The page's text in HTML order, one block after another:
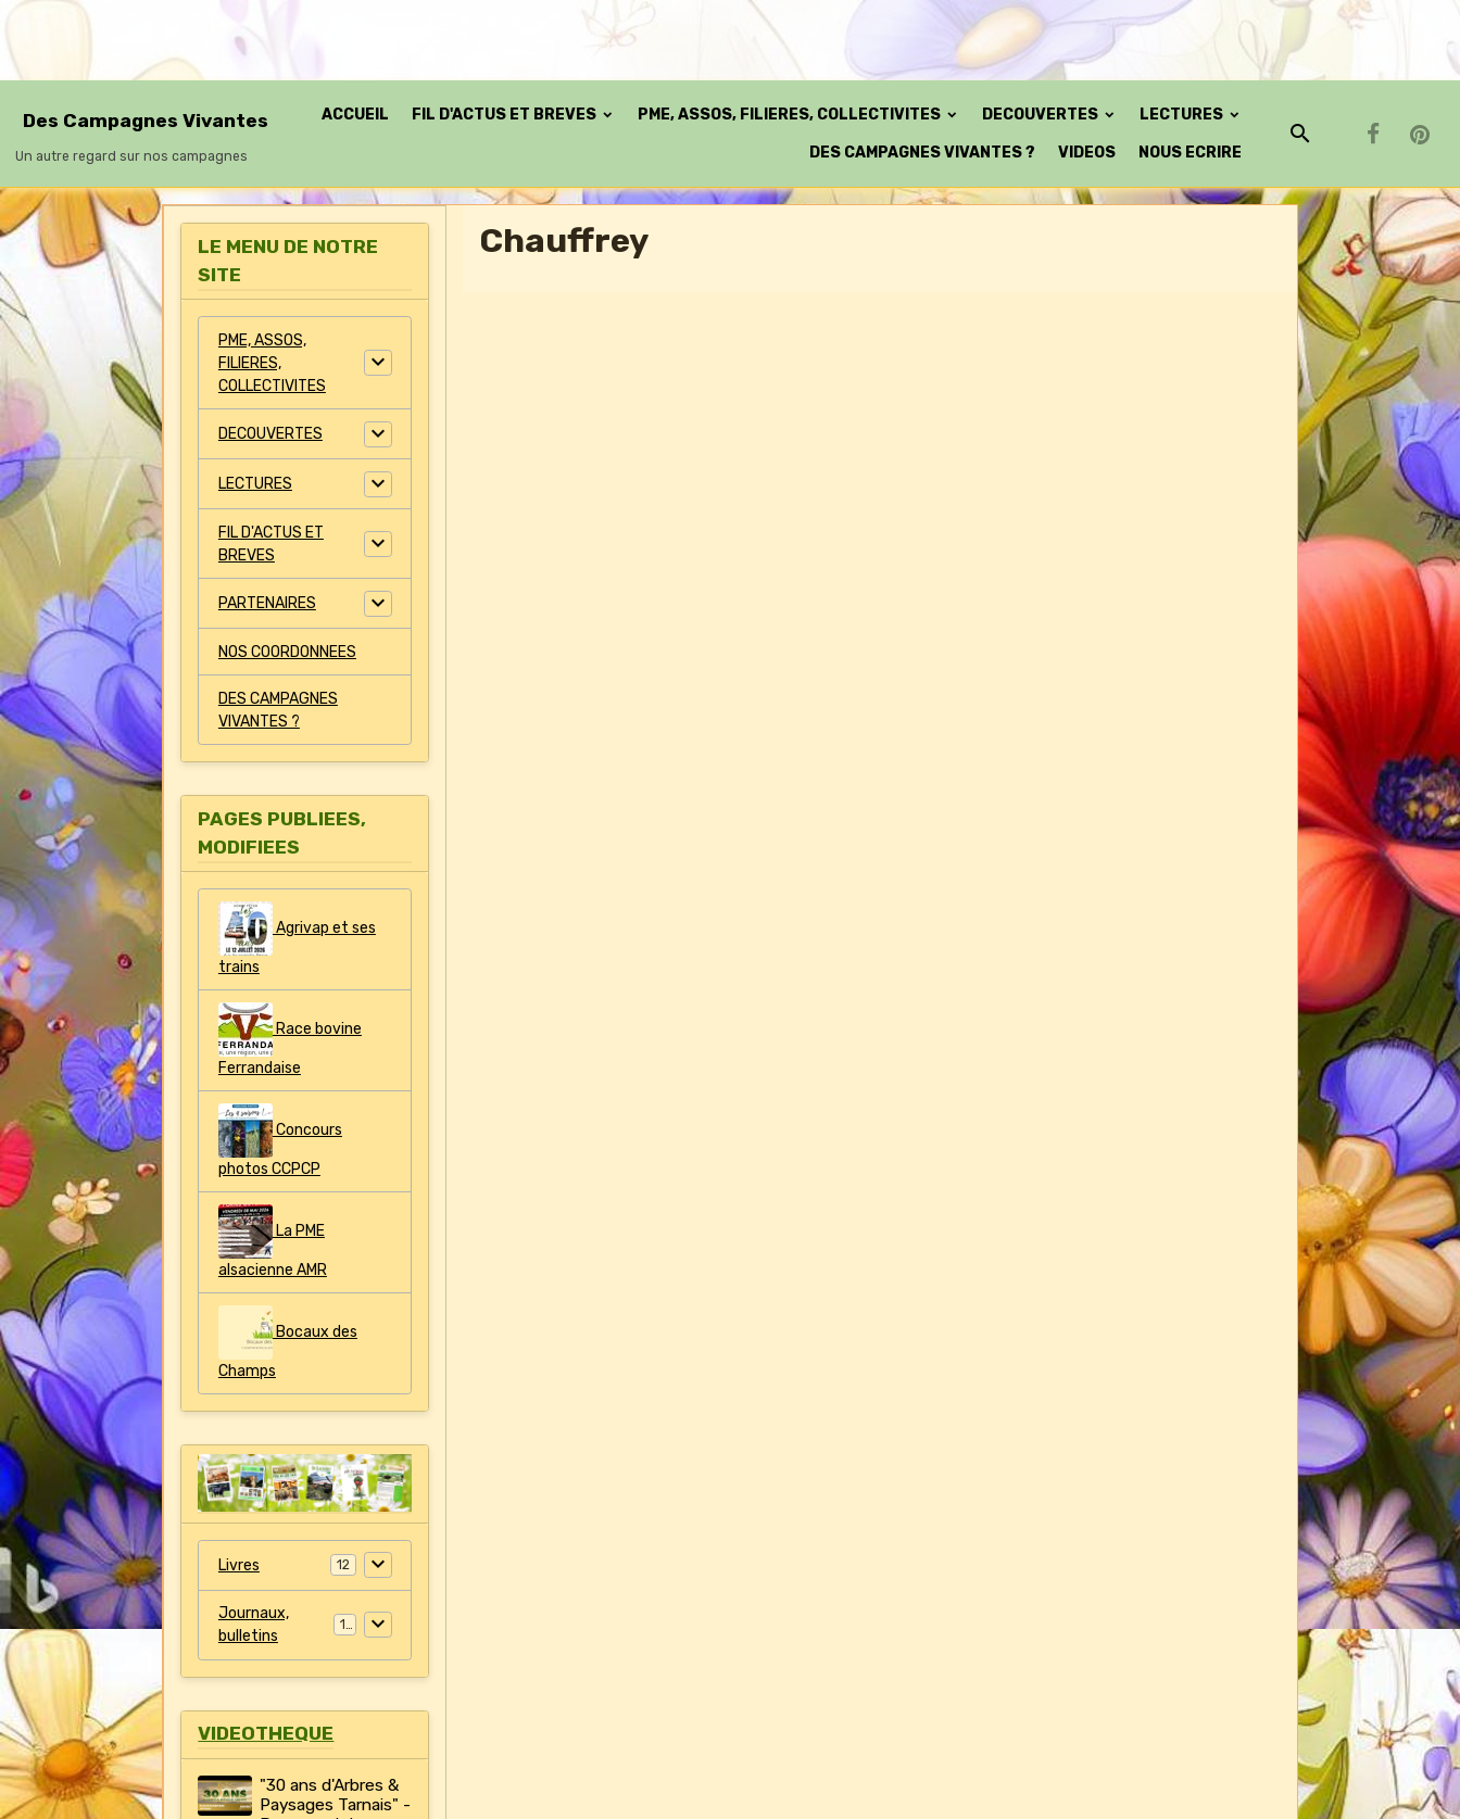
Des Campagnes Vivantes
Un autre regard sur nos campagnes
ACCUEIL FIL D'ACTUS ET BREVES PME, ASSOS, FILIERES, COLLECTIVITES DECOUVERTES LECTURES
DES CAMPAGNES VIVANTES ? VIDEOS NOUS ECRIRE
Chauffrey
LE MENU DE NOTRE
SITE
PME, ASSOS,
FILIERES,
COLLECTIVITES
DECOUVERTES
LECTURES
FIL D'ACTUS ET
BREVES
PARTENAIRES
NOS COORDONNEES
DES CAMPAGNES
VIVANTES ?
PAGES PUBLIEES,
MODIFIEES
Agrivap et ses
trains
Race bovine
Ferrandaise
Concours
photos CCPCP
La PME
alsacienne AMR
Bocaux des
Champs
Livres 12
Journaux,
bulletins
11
VIDEOTHEQUE
"30 ans d'Arbres &
Paysages Tarnais" -